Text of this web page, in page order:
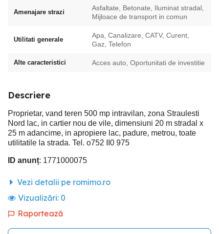
Amenajare strazi
Asfaltate, Betonate, Iluminat stradal,
Mijloace de transport in comun
Utilitati generale
Apa, Canalizare, CATV, Curent,
Gaz, Telefon
Alte caracteristici Acces auto, Oportunitati de investitie
Descriere
Proprietar, vand teren 500 mp intravilan, zona Straulesti
Nord lac, in cartier nou de vile, dimensiuni 20 m stradal x
25 m adancime, in apropiere lac, padure, metrou, toate
utilitatile la strada. Tel. o752 II0 975
ID anunț: 1771000075
Vezi detalii pe romimo.ro
Vizualizări: 0
Raportează